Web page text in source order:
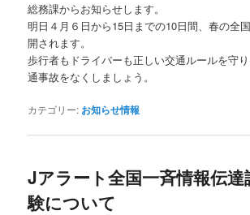
総務課からお知らせします。
明日４月６日から15日までの10日間、春の全
開されます。
歩行者もドライバーも正しい交通ルールを守
通事故をなくしましょう。
カテゴリー: お知らせ情報
Jアラート全国一斉情報伝達
験について